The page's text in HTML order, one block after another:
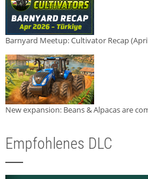
Barnyard Meetup: Cultivator Recap
New expansion: Beans & Alpacas are
Empfohlenes DLC